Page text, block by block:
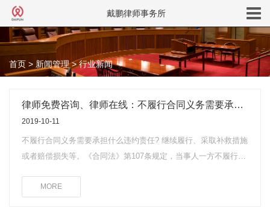
首页 > 新闻管理>行业新闻
律师免费咨询、律师在线：不履行合同义务需要承担什么违约责任?
2019-10-11
不履行合同义务需要承担什么违约责任? 继续履行、采取补救措施
或者赔偿损失等。《合同法》第107条规定，当事人一方不履行合
取补救措施或者赔偿损失等违约责任。第110条规定，当事人一方
MORE
戴鹏律师事务所